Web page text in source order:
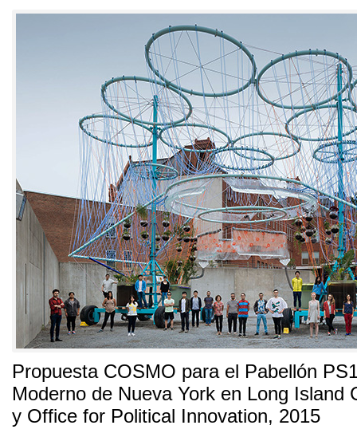
Propuesta COSMO para el Pabellón
Moderno de Nueva York en Long Island
y Office for Political Innovation, 2015